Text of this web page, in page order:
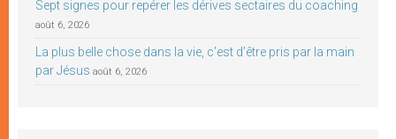
Sept signes pour repérer les dérives sectaires du coaching
août 6, 2026
La plus belle chose dans la vie, c’est d’être pris par la main
par Jésus août 6, 2026